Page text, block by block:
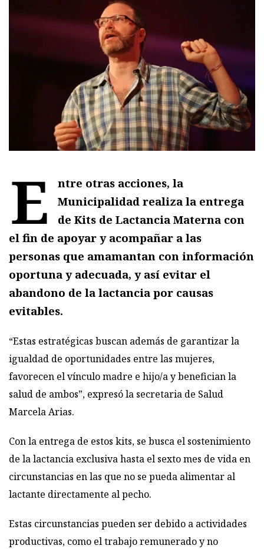
E
ntre otras acciones, la
Municipalidad realiza la entrega
de Kits de Lactancia Materna con
el fin de apoyar y acompañar a las
personas que amamantan con información
oportuna y adecuada, y así evitar el
abandono de la lactancia por causas
evitables.
“Estas estratégicas buscan además de garantizar la
igualdad de oportunidades entre las mujeres,
favorecen el vínculo madre e hijo/a y benefician la
salud de ambos”, expresó la secretaria de Salud
Marcela Arias.
Con la entrega de estos kits, se busca el sostenimiento
de la lactancia exclusiva hasta el sexto mes de vida en
circunstancias en las que no se pueda alimentar al
lactante directamente al pecho.
Estas circunstancias pueden ser debido a actividades
productivas, como el trabajo remunerado y no